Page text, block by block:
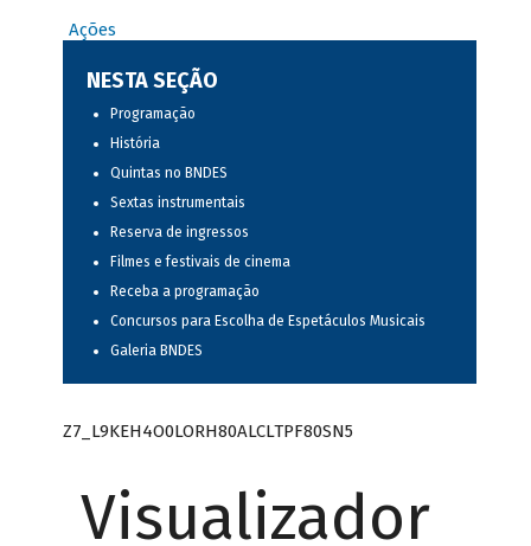
Ações
NESTA SEÇÃO
Programação
História
Quintas no BNDES
Sextas instrumentais
Reserva de ingressos
Filmes e festivais de cinema
Receba a programação
Concursos para Escolha de Espetáculos Musicais
Galeria BNDES
Z7_L9KEH4O0LORH80ALCLTPF80SN5
Visualizador